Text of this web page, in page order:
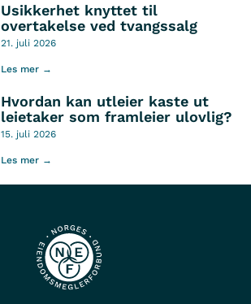
Usikkerhet knyttet til
overtakelse ved tvangssalg
21. juli 2026
Les mer →
Hvordan kan utleier kaste ut
leietaker som framleier ulovlig?
15. juli 2026
Les mer →